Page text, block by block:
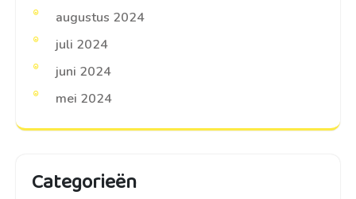
augustus 2024
juli 2024
juni 2024
mei 2024
Categorieën